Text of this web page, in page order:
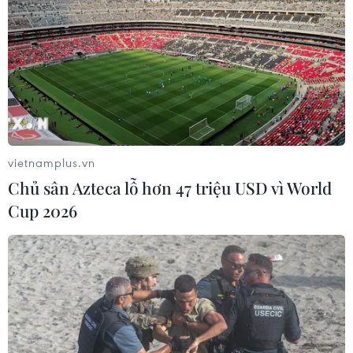
Lần đầu Cà Mau tổ chức Lễ hội
Khinh khí cầu gắn với Ngày hội Văn
hóa di sản
07/08/2026 02:00
Bánh xèo tôm nhảy - món ăn phải
thử khi đến Quy Nhơn
NAPAS và KiotViet hợp tác mở rộng
hệ sinh thái thanh toán VietQR
06/08/2026 14:03
vietnamplus.vn
Chủ sân Azteca lỗ hơn 47 triệu USD vì World
Cup 2026